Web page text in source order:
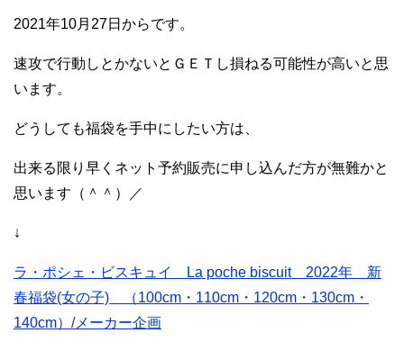
2021年10月27日からです。
速攻で行動しとかないとＧＥＴし損ねる可能性が高いと思
います。
どうしても福袋を手中にしたい方は、
出来る限り早くネット予約販売に申し込んだ方が無難かと
思います（＾＾）／
↓
ラ・ポシェ・ビスキュイ La poche biscuit 2022年 新
春福袋(女の子) （100cm・110cm・120cm・130cm・
140cm）/メーカー企画